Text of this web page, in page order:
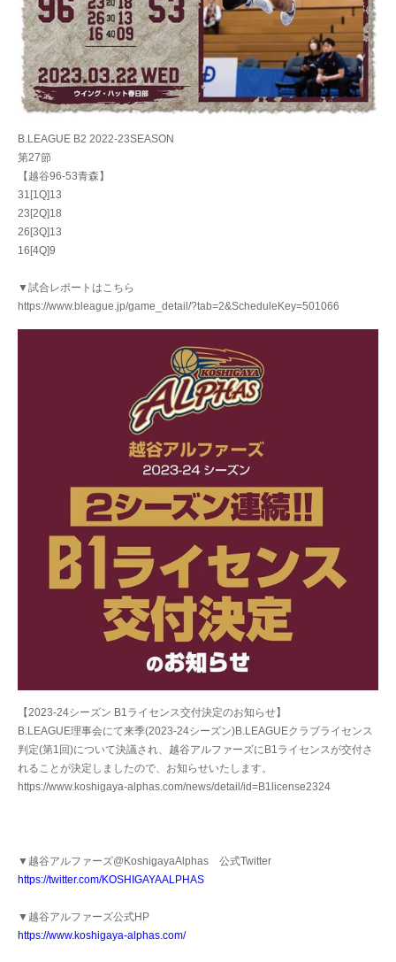
B.LEAGUE B2 2022-23SEASON
第27節
【越谷96-53青森】
31[1Q]13
23[2Q]18
26[3Q]13
16[4Q]9
▼試合レポートはこちら
https://www.bleague.jp/game_detail/?tab=2&ScheduleKey=501066
【2023-24シーズン B1ライセンス交付決定のお知らせ】
B.LEAGUE理事会にて来季(2023-24シーズン)B.LEAGUEクラブライセンス
判定(第1回)について決議され、越谷アルファーズにB1ライセンスが交付さ
れることが決定しましたので、お知らせいたします。
https://www.koshigaya-alphas.com/news/detail/id=B1license2324
▼越谷アルファーズ@KoshigayaAlphas 公式Twitter
https://twitter.com/KOSHIGAYAALPHAS
▼越谷アルファーズ公式HP
https://www.koshigaya-alphas.com/